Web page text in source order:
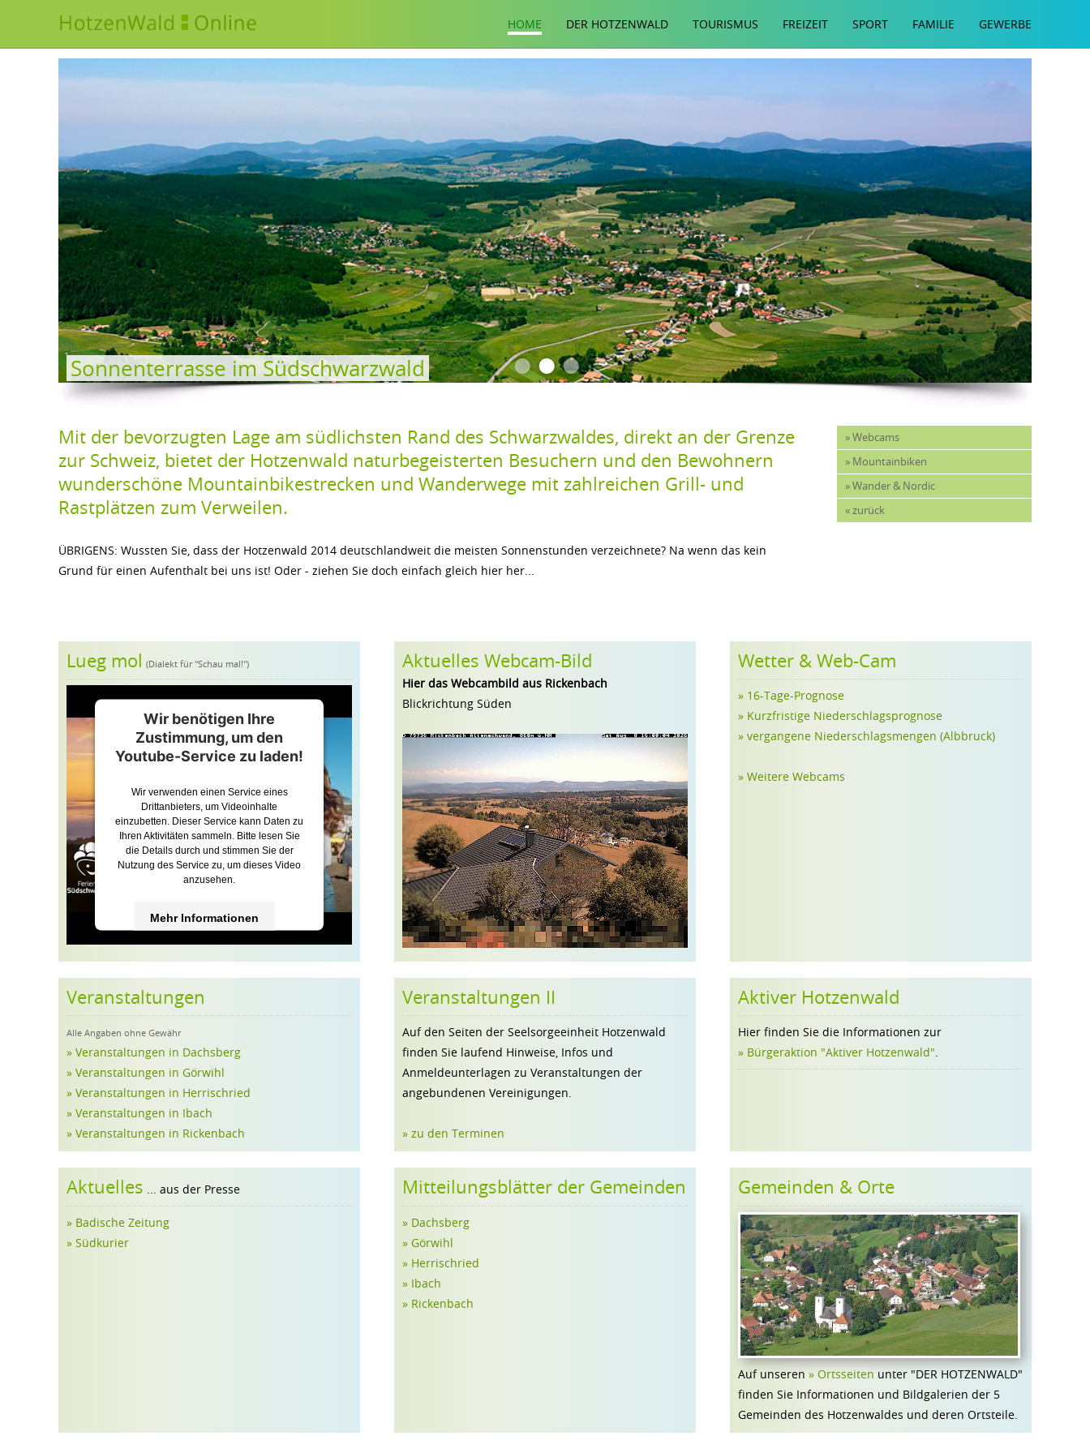
HOME DER HOTZENWALD TOURISMUS FREIZEIT SPORT FAMILIE GEWERBE
•••
Sonnenterrasse im Südschwarzwald
Mit der bevorzugten Lage am südlichsten Rand des Schwarzwaldes, direkt an der Grenze
zur Schweiz, bietet der Hotzenwald naturbegeisterten Besuchern und den Bewohnern
wunderschöne Mountainbikestrecken und Wanderwege mit zahlreichen Grill- und
Rastplätzen zum Verweilen.
ÜBRIGENS: Wussten Sie, dass der Hotzenwald 2014 deutschlandweit die meisten Sonnenstunden verzeichnete? Na wenn das kein
Grund für einen Aufenthalt bei uns ist! Oder - ziehen Sie doch einfach gleich hier her...
» Webcams
» Mountainbiken
» Wander & Nordic
« zurück
Lueg mol (Dialekt für "Schau mal!")
Wir benötigen Ihre
Zustimmung, um den
Youtube-Service zu laden!
Wir verwenden einen Service eines
Drittanbieters, um Videoinhalte
einzubetten. Dieser Service kann Daten zu
Ihren Aktivitäten sammeln. Bitte lesen Sie
die Details durch und stimmen Sie der
Nutzung des Service zu, um dieses Video
anzusehen.
Mehr Informationen
Akzeptieren
Powered by
Management Platform
Aktuelles Webcam-Bild
Hier das Webcambild aus Rickenbach
Blickrichtung Süden
Wetter & Web-Cam
» 16-Tage-Prognose
» Kurzfristige Niederschlagsprognose
» vergangene Niederschlagsmengen (Albbruck)
» Weitere Webcams
Veranstaltungen
Alle Angaben ohne Gewähr
» Veranstaltungen in Dachsberg
» Veranstaltungen in Görwihl
» Veranstaltungen in Herrischried
» Veranstaltungen in Ibach
» Veranstaltungen in Rickenbach
Veranstaltungen II
Auf den Seiten der Seelsorgeeinheit Hotzenwald
finden Sie laufend Hinweise, Infos und
Anmeldeunterlagen zu Veranstaltungen der
angebundenen Vereinigungen.
» zu den Terminen
Aktiver Hotzenwald
Hier finden Sie die Informationen zur
» Bürgeraktion "Aktiver Hotzenwald".
Aktuelles ... aus der Presse
» Badische Zeitung
» Südkurier
Mitteilungsblätter der Gemeinden
» Dachsberg
» Görwihl
» Herrischried
» Ibach
» Rickenbach
Gemeinden & Orte
Auf unseren » Ortsseiten unter "DER HOTZENWALD"
finden Sie Informationen und Bildgalerien der 5
Gemeinden des Hotzenwaldes und deren Ortsteile.